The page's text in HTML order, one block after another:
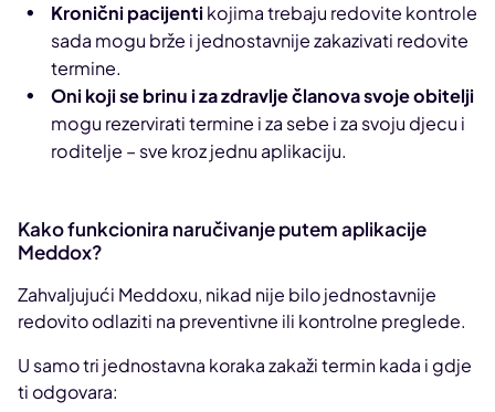
Kronični pacijentikojima trebaju redovite kontrole
sada mogu brže i jednostavnije zakazivati redovite
termine.
Oni koji se brinu i za zdravlje članova svoje obitelji
mogu rezervirati termine i za sebe i za svoju djecu i
roditelje – sve kroz jednu aplikaciju.
Kako funkcionira naručivanje putem aplikacije
Meddox?
Zahvaljujući Meddoxu, nikad nije bilo jednostavnije
redovito odlaziti na preventivne ili kontrolne preglede.
U samo tri jednostavna koraka zakaži termin kada i gdje
ti odgovara: